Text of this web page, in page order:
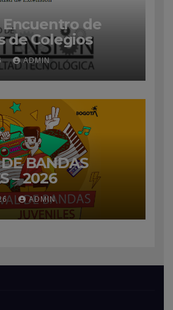
de
de Colegios
ADMIN
BANDAS
– 2026
ADMIN